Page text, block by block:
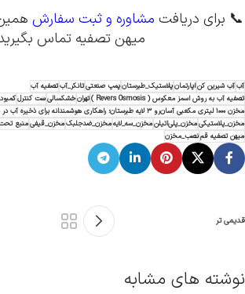
📞 برای دریافت مشاوره و ثبت سفارش
میهن تصفیه تماس
آبآب شیرین کناپارتمانپلاستیک_طبرستانپمپ صنعتیتانکر_آبتصفیه آب
تصفیه آب به روش اسمز معکوس ( Revers Osmosis )
تهرانخشکسالیست کنترل
مخزن ۱۰۰۰ لیتری مکعبی آسان‌رو ۳ لایه طبرستان؛ راهکاری هوشمندانه برای ذخیره آب در شرایط کم‌آبی
مخزن_پلاستیکیمخزن_پلی‌اتیلنمخزن_سه_لایهمخزن_ضدجلبکمخزن_قیفیمنبع
میهن تصفیه قمنصب_مخزن
قدیمی تر
نوشته های مشابه